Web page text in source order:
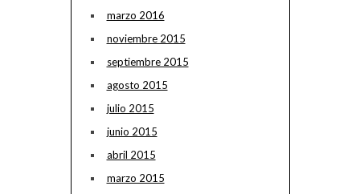
marzo 2016
noviembre 2015
septiembre 2015
agosto 2015
julio 2015
junio 2015
abril 2015
marzo 2015